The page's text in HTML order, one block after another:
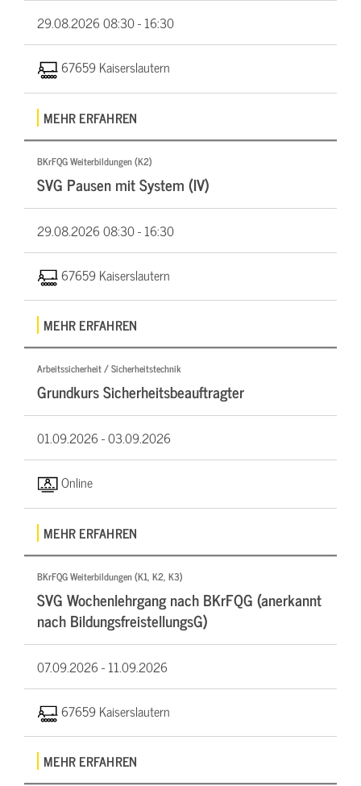
29.08.202608:30 - 16:30
67659 Kaiserslautern
MEHR ERFAHREN
BKrFQG Weiterbildungen (K2)
SVG Pausen mit System (IV)
29.08.202608:30 - 16:30
67659 Kaiserslautern
MEHR ERFAHREN
Arbeitssicherheit / Sicherheitstechnik
Grundkurs Sicherheitsbeauftragter
01.09.2026 -03.09.2026
Online
MEHR ERFAHREN
BKrFQG Weiterbildungen (K1, K2, K3)
SVG Wochenlehrgang nach BKrFQG (anerkannt
nach BildungsfreistellungsG)
07.09.2026 -11.09.2026
67659 Kaiserslautern
MEHR ERFAHREN